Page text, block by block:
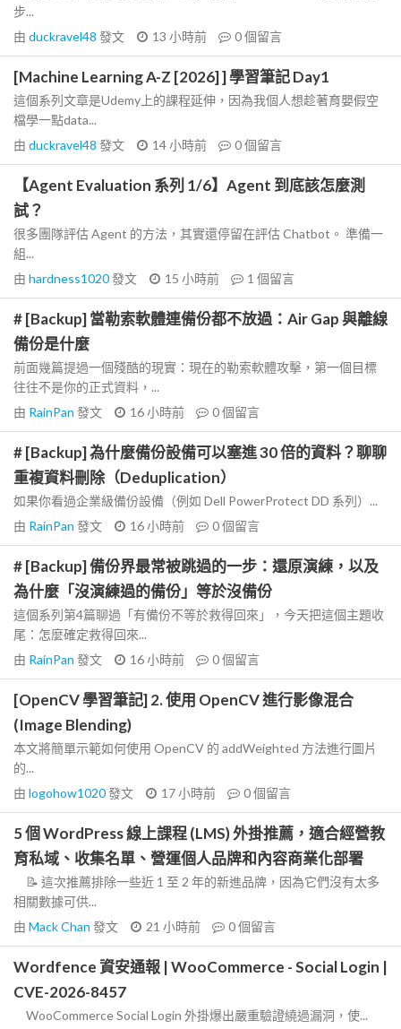
步...
由 duckravel48 發文 13 小時前 0個留言
[Machine Learning A-Z [2026] ] 學習筆記 Day1
這個系列文章是Udemy上的課程延伸，因為我個人想趁著育嬰假空
檔學一點data...
由 duckravel48 發文 14 小時前 0個留言
【Agent Evaluation 系列 1/6】Agent 到底該怎麼測
試？
很多團隊評估 Agent 的方法，其實還停留在評估 Chatbot。 準備一
組...
由 hardness1020發文 15 小時前 1 個留言
# [Backup] 當勒索軟體連備份都不放過：Air Gap 與離線
備份是什麼
前面幾篇提過一個殘酷的現實：現在的勒索軟體攻擊，第一個目標
往往不是你的正式資料，...
由 RainPan 發文 16 小時前 0個留言
# [Backup] 為什麼備份設備可以塞進 30 倍的資料？聊聊
重複資料刪除（Deduplication）
如果你看過企業級備份設備（例如 Dell PowerProtect DD 系列）...
由 RainPan 發文 16 小時前 0個留言
# [Backup] 備份界最常被跳過的一步：還原演練，以及
為什麼「沒演練過的備份」等於沒備份
這個系列第4篇聊過「有備份不等於救得回來」，今天把這個主題收
尾：怎麼確定救得回來...
由 RainPan 發文 16 小時前 0個留言
[OpenCV 學習筆記] 2. 使用 OpenCV 進行影像混合
(Image Blending)
本文將簡單示範如何使用 OpenCV 的 addWeighted 方法進行圖片
的...
由 logohow1020發文 17 小時前 0個留言
5 個 WordPress 線上課程 (LMS) 外掛推薦，適合經營教
育私域、收集名單、營運個人品牌和內容商業化部署
📝 這次推薦排除一些近 1 至 2 年的新進品牌，因為它們沒有太多
相關數據可供...
由 Mack Chan 發文 21 小時前 0個留言
Wordfence 資安通報 | WooCommerce - Social Login |
CVE-2026-8457
WooCommerce Social Login 外掛爆出嚴重驗證繞過漏洞，使...